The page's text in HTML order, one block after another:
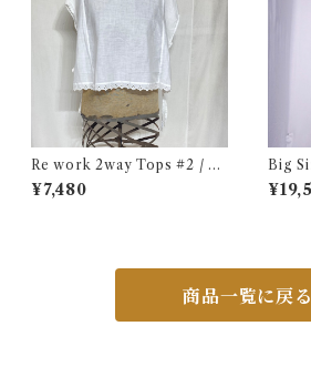
Re work 2way Tops #2 / リ
ワーク 2way トップス 古着
¥7,480
Big
!!
商品一覧に戻る